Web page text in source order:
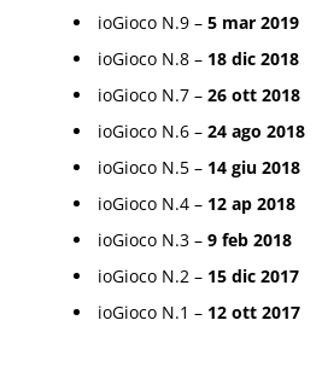
ioGioco N.9 – 5 mar 2019
ioGioco N.8 – 18 dic 2018
ioGioco N.7 – 26 ott 2018
ioGioco N.6 – 24 ago 2018
ioGioco N.5 – 14 giu 2018
ioGioco N.4 – 12 ap 2018
ioGioco N.3 – 9 feb 2018
ioGioco N.2 – 15 dic 2017
ioGioco N.1 – 12 ott 2017